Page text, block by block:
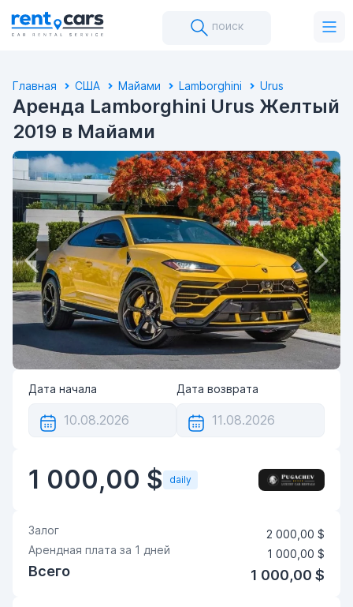
поиск
Главная США Майами Lamborghini Urus
Аренда Lamborghini Urus Желтый
2019 в Майами
Дата начала Дата возврата
1 000,00 $ daily
Залог
2 000,00 $
Арендная плата за 1 дней 1 000,00 $
Всего 1 000,00 $